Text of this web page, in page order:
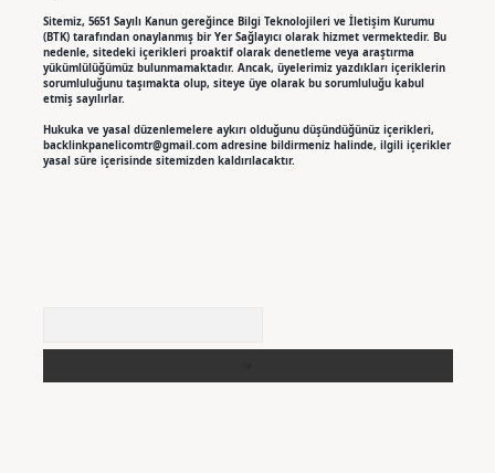
Sitemiz, 5651 Sayılı Kanun gereğince Bilgi Teknolojileri ve İletişim Kurumu
(BTK) tarafından onaylanmış bir Yer Sağlayıcı olarak hizmet vermektedir. Bu
nedenle, sitedeki içerikleri proaktif olarak denetleme veya araştırma
yükümlülüğümüz bulunmamaktadır. Ancak, üyelerimiz yazdıkları içeriklerin
sorumluluğunu taşımakta olup, siteye üye olarak bu sorumluluğu kabul
etmiş sayılırlar.
Hukuka ve yasal düzenlemelere aykırı olduğunu düşündüğünüz içerikleri,
backlinkpanelicomtr@gmail.comadresine bildirmeniz halinde, ilgili içerikler
yasal süre içerisinde sitemizden kaldırılacaktır.